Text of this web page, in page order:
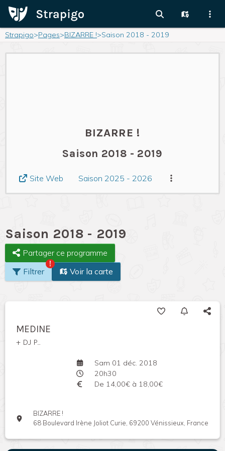
Strapigo>Pages>BIZARRE !>Saison 2018 - 2019
BIZARRE !
Saison 2018 - 2019
Site Web Saison 2025 - 2026
Saison 2018 - 2019
Partager ce programme
Filtrer
!
Voir la carte
MEDINE
+ DJ P...
Sam 01 déc. 2018
20h30
De 14,00€ à 18,00€
BIZARRE !
68 Boulevard Irène Joliot Curie, 69200 Vénissieux, France